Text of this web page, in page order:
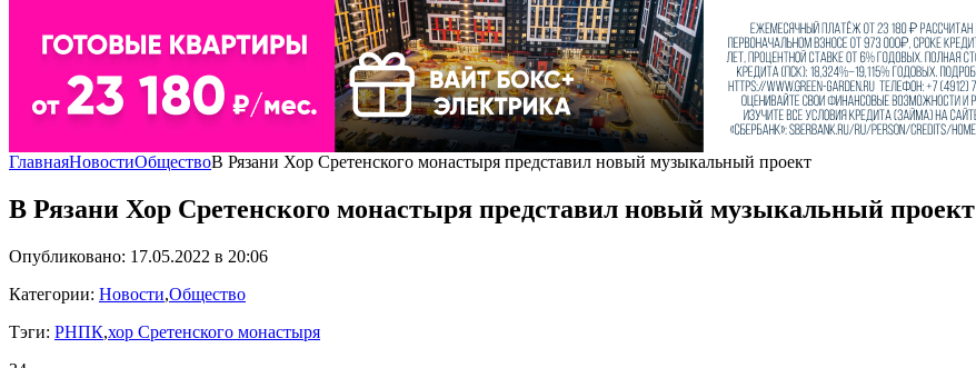
ГлавнаяНовостиОбществоВ Рязани Хор Сретенского монастыря представил новый музыкальный проект
В Рязани Хор Сретенского монастыря представил новый музыкальный проект
Опубликовано: 17.05.2022 в 20:06
Категории: Новости,Общество
Тэги: РНПК,хор Сретенского монастыря